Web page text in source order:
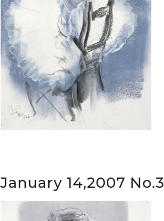
January 14,2007 No.3